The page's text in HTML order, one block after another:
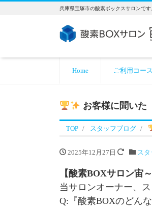
兵庫県宝塚市の酸素ボックスサロンで
Home ご利用コー
お客様に聞いた
TOP スタッフブログ
2025年12月27日 ス
【酸素BOXサロン宙
当サロンオーナー、
Q:『酸素BOXのどん